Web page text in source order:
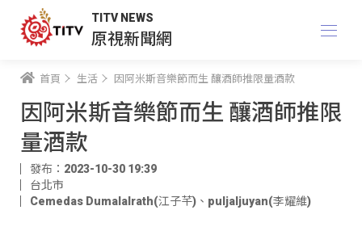
TITV NEWS
原視新聞網
首頁 生活 因阿米斯音樂節而生 釀酒師推限量酒款
因阿米斯音樂節而生 釀酒師推限
量酒款
發布：2023-10-30 19:39
台北市
Cemedas Dumalalrath(江子芊) 、 puljaljuyan(李耀維)